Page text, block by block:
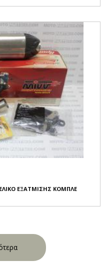
ΕΞΑΤΜΙΣΗΣ ΚΟΜΠΛΕ